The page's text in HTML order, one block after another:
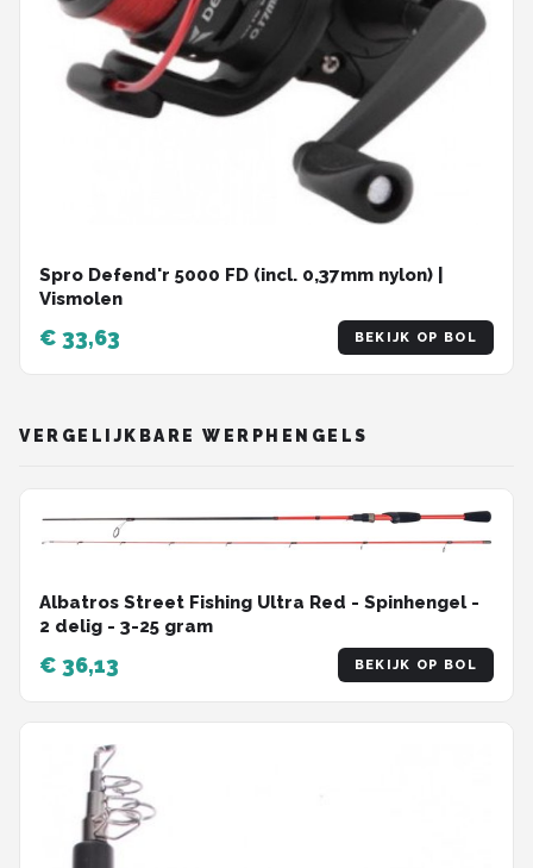
Spro Defend'r 5000 FD (incl. 0,37mm nylon) |
Vismolen
€ 33,63 BEKIJK OP BOL
VERGELIJKBARE WERPHENGELS
Albatros Street Fishing Ultra Red - Spinhengel -
2 delig - 3-25 gram
€ 36,13 BEKIJK OP BOL